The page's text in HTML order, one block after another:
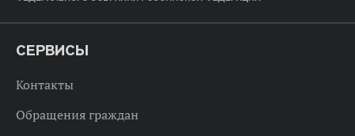
СЕРВИСЫ
Контакты
Обращения граждан